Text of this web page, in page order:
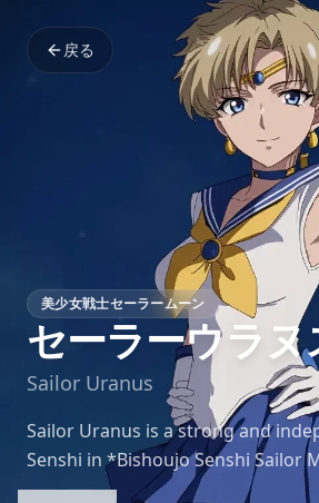
戻る
美少女戦士セーラームーン
セーラーウラヌ
Sailor Uranus
Sailor Uranus is a strong and
Senshi in *Bishoujo Senshi Sailor
and wind powers. She is